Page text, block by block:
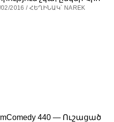
02/2016 / ՀԵՂԻՆԱԿ՝ NAREK
440 — Ուշացած